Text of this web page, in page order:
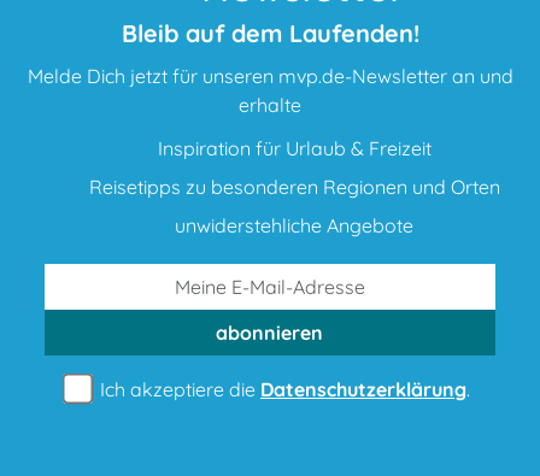
Bleib auf dem Laufenden!
Melde Dich jetzt für unseren mvp.de-Newsletter an und
erhalte
Inspiration für Urlaub & Freizeit
Reisetipps zu besonderen Regionen und Orten
unwiderstehliche Angebote
abonnieren
Ich akzeptiere die Datenschutzerklärung.